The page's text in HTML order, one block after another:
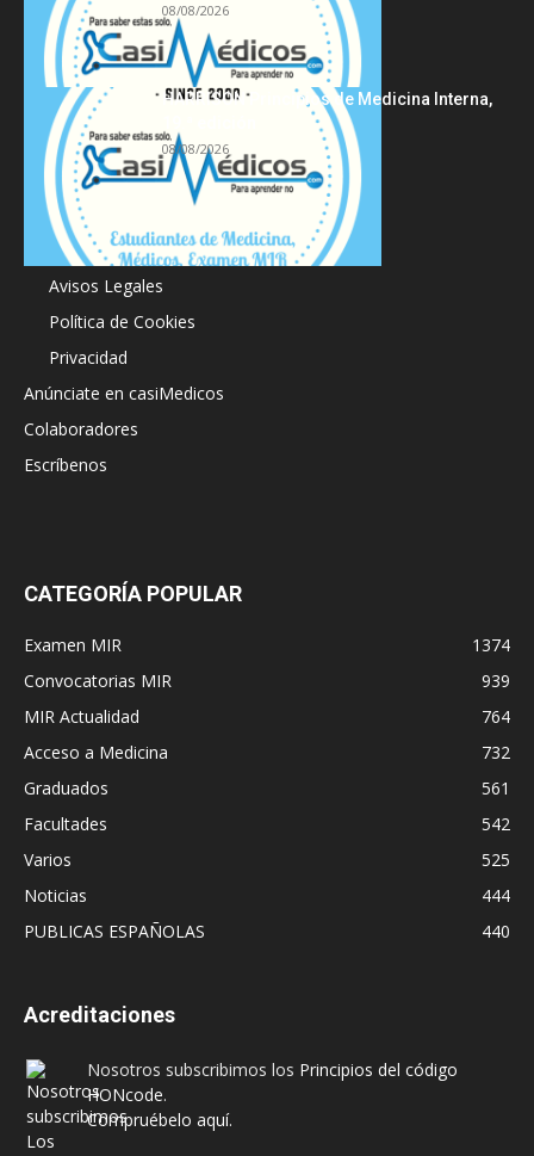
08/08/2026
HARRISON Principios de Medicina Interna,
08/08/2026
Acerca de
Avisos Legales
Política de Cookies
Privacidad
Anúnciate en casiMedicos
Colaboradores
Escríbenos
CATEGORÍA POPULAR
Examen MIR
1374
Convocatorias MIR
939
MIR Actualidad
764
Acceso a Medicina
732
Graduados
561
Facultades
542
Varios
525
Noticias
444
PUBLICAS ESPAÑOLAS
440
Acreditaciones
Nosotros subscribimos los Principios del código
HONcode.
Compruébelo aquí.